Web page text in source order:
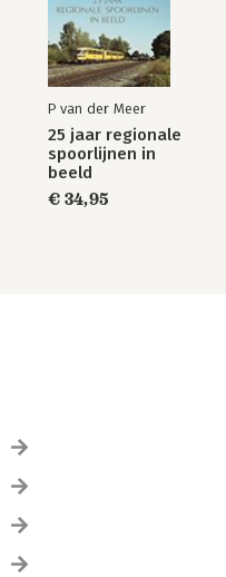
P van der Meer
25 jaar regionale
spoorlijnen in
beeld
€ 34,95